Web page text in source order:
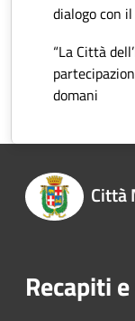
dialogo con
“La Città
domani
Città
Recapiti